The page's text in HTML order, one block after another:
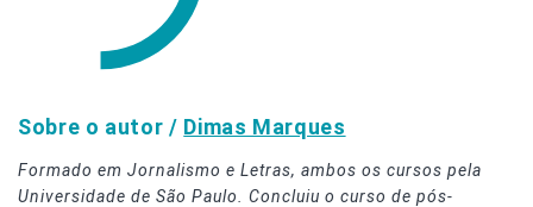
Sobre o autor / Dimas Marques
Formado em Jornalismo e Letras, ambos os cursos pela
Universidade de São Paulo. Concluiu o curso de pós-